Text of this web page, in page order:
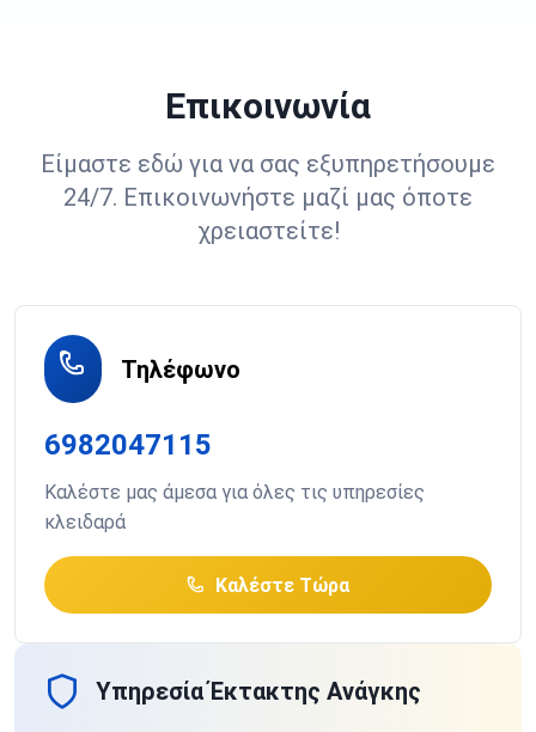
Επικοινωνία
Είμαστε εδώ για να σας εξυπηρετήσουμε
24/7. Επικοινωνήστε μαζί μας όποτε
χρειαστείτε!
Τηλέφωνο
6982047115
Καλέστε μας άμεσα για όλες τις υπηρεσίες
κλειδαρά
Καλέστε Τώρα
Υπηρεσία Έκτακτης Ανάγκης